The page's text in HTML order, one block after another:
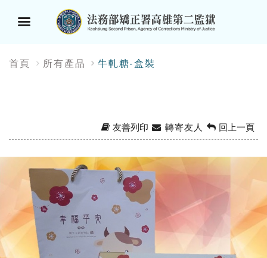
單
首頁 所有產品 牛軋糖-盒裝
友善列印 轉寄友人 回上一頁